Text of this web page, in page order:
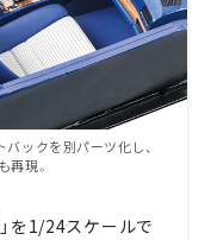
ックを別パーツ化し、
再現。
を1/24スケールで